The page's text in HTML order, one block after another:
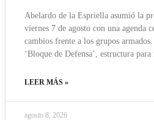
Abelardo de la Espriella asumió la
viernes 7 de agosto con una agenda
cambios frente a los grupos
‘Bloque de Defensa’, estructura
LEER MÁS »
agosto 8, 2026